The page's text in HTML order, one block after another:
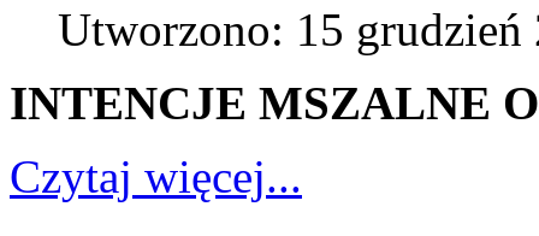
Utworzono: 15 grudzień
INTENCJE MSZALNE
Czytaj więcej...